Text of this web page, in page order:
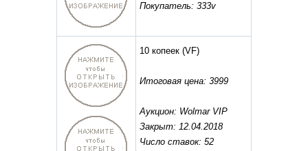
Покупатель: 333v
10 копеек (VF)
Итоговая цена: 3999
Аукцион: Wolmar VIP
Закрыт: 12.04.2018
Число ставок: 52